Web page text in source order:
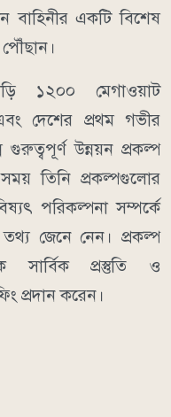
বাহিনীর একটি বিশেষ
পৌঁছান।
১২০০ মেগাওয়াট
দেশের প্রথম গভীর
গুরুত্বপূর্ণ উন্নয়ন প্রকল্প
তিনি প্রকল্পগুলোর
পরিকল্পনা সম্পর্কে
তথ্য জেনে নেন। প্রকল্প
সার্বিক প্রস্তুতি ও
প্রদান করেন।